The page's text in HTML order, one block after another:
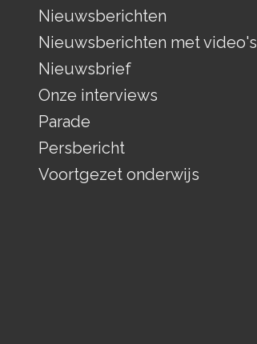
Nieuwsberichten
Nieuwsberichten met video's
Nieuwsbrief
Onze interviews
Parade
Persbericht
Voortgezet onderwijs